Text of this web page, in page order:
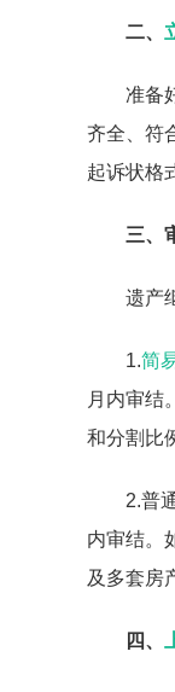
二、
准备
齐全、符
起诉状格
三、
遗产
1.简
月内审结
和分割比
2.普
内审结。
及多套房
四、